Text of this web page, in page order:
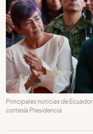
Principales noticias de
cortesía Presidencia